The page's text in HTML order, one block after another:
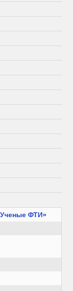
ФТИ»